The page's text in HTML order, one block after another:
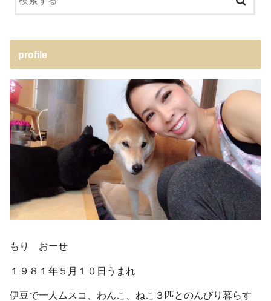
profile
もり おーせ
１９８１年５月１０日うまれ
伊豆で一人ムスコ、わんこ、ねこ３匹とのんびり暮らす